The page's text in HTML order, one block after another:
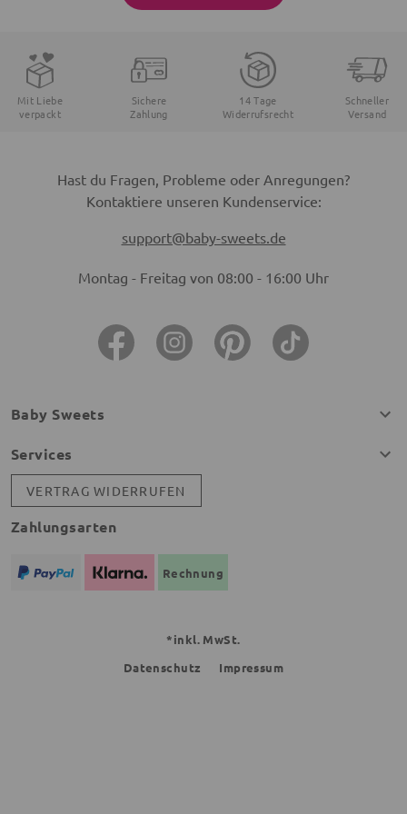
Mit Liebe
verpackt
Sichere
Zahlung
14 Tage
Widerrufsrecht
Schneller
Versand
Hast du Fragen, Probleme oder Anregungen?
Kontaktiere unseren Kundenservice:
support@baby-sweets.de
Montag - Freitag von 08:00 - 16:00 Uhr
Baby Sweets
Services
VERTRAG WIDERRUFEN
Zahlungsarten
Rechnung
*inkl. MwSt.
Datenschutz
Impressum